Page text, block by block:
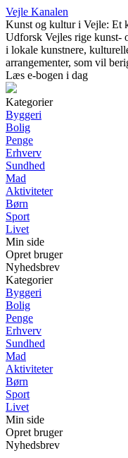
Vejle Kanalen
Kunst og kultur i Vejle: Et
Udforsk Vejles rige kunst-
i lokale kunstnere,
arrangementer, som vil
Læs e-bogen i dag
Kategorier
Byggeri
Bolig
Penge
Erhverv
Sundhed
Mad
Aktiviteter
Børn
Sport
Livet
Min side
Opret bruger
Nyhedsbrev
Kategorier
Byggeri
Bolig
Penge
Erhverv
Sundhed
Mad
Aktiviteter
Børn
Sport
Livet
Min side
Opret bruger
Nyhedsbrev